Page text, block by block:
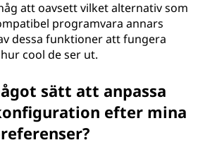
att oavsett vilket alternativ som
programvara annars
dessa funktioner att fungera
cool de ser ut.
sätt att anpassa
efter mina